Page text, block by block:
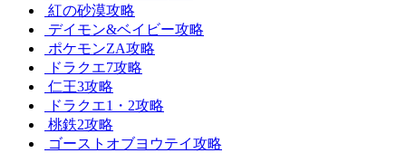
紅の砂漠攻略
デイモン&ベイビー攻略
ポケモンZA攻略
ドラクエ7攻略
仁王3攻略
ドラクエ1・2攻略
桃鉄2攻略
ゴーストオブヨウテイ攻略